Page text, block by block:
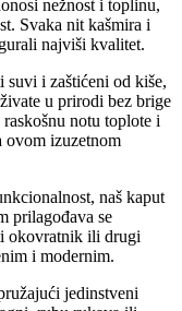
nežnost i toplinu,
Svaka nit kašmira i
najviši kvalitet.
suvi i zaštićeni od kiše,
u prirodi bez brige
notu toplote i
ovom izuzetnom
naš kaput
prilagođava se
okovratnik ili drugi
i modernim.
jedinstveni